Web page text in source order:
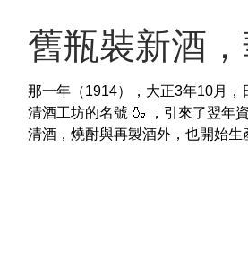
舊瓶裝新酒
那一年（1914），大正3年10月，
清酒工坊的名號 🍶 ，引來了翌年
清酒，燒酎與再製酒外，也開始生